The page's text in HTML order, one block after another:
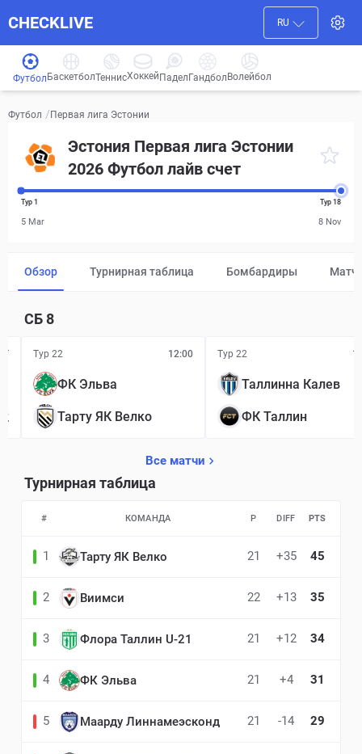
CHECKLIVE RU
Футбол БаскетболТеннисХоккей ПаделГандбол Волейбол
Футбол /Первая лига Эстонии
Эстония Первая лига Эстонии
2026 Футбол лайв счет
Тур 1 Тур 18
5 Mar 8 Nov
Обзор Турнирная таблица Бомбардиры
2
СБ8
Тур 22 12:00
ФК Эльва
Тарту ЯК Велко
Тур 22
Таллинна Калев
ФК Таллин
Все матчи
Турнирная таблица
# КОМАНДА P DIFF PTS
1 Тарту ЯК Велко 21 +35 45
2 Виимси 22 +13 35
3 Флора Таллин U-21 21 +12 34
4 ФК Эльва 21 +4 31
5 Маарду Линнамеэсконд 21 -14 29